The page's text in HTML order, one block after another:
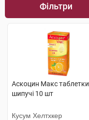
Фільтри
Аскоцин Макс таблетки
шипучі 10 шт
Кусум Хелтхкер